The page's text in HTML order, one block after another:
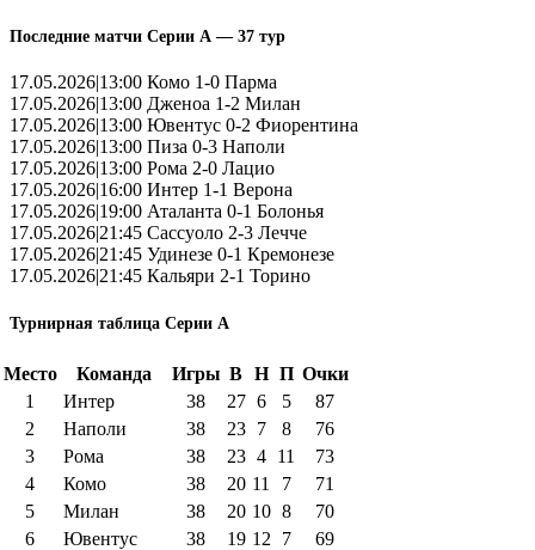
Последние матчи Серии А — 37 тур
17.05.2026|13:00 Комо 1-0 Парма
17.05.2026|13:00 Дженоа 1-2 Милан
17.05.2026|13:00 Ювентус 0-2 Фиорентина
17.05.2026|13:00 Пиза 0-3 Наполи
17.05.2026|13:00 Рома 2-0 Лацио
17.05.2026|16:00 Интер 1-1 Верона
17.05.2026|19:00 Аталанта 0-1 Болонья
17.05.2026|21:45 Сассуоло 2-3 Лечче
17.05.2026|21:45 Удинезе 0-1 Кремонезе
17.05.2026|21:45 Кальяри 2-1 Торино
Турнирная таблица Серии А
Место Команда Игры В Н П Очки
1
Интер 38 27 6 5
87
2
Наполи 38 23 7 8
76
3
Рома 38 23 4 11
73
4
Комо 38 20 11 7
71
5
Милан 38 20 10 8
70
6
Ювентус 38 19 12 7
69